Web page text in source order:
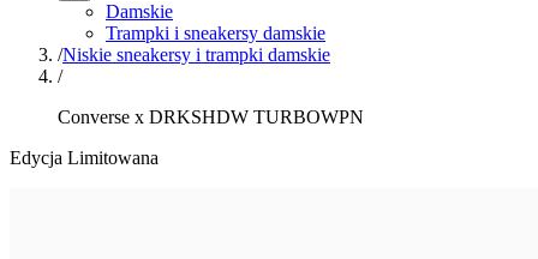
Damskie
Trampki i sneakersy damskie
/Niskie sneakersy i trampki damskie
/
Converse x DRKSHDW TURBOWPN
Edycja Limitowana